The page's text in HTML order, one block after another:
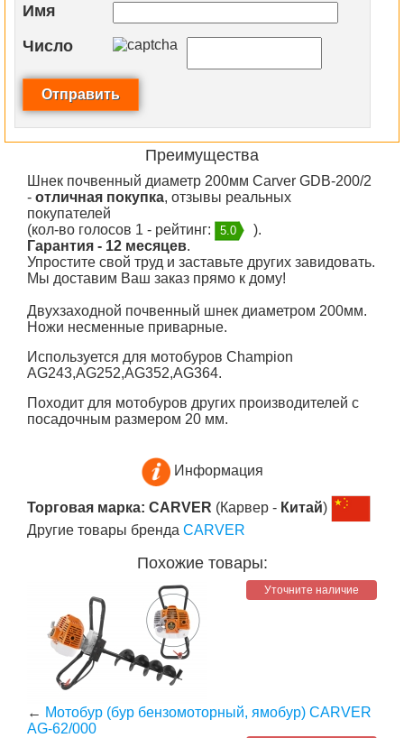
Имя
Число
Преимущества
Шнек почвенный диаметр 200мм Carver GDB-200/2
- отличная покупка, отзывы реальных
покупателей
(кол-во голосов 1 - рейтинг:
5.0
).
Гарантия - 12 месяцев.
Упростите свой труд и заставьте других завидовать.
Мы доставим Ваш заказ прямо к дому!
Двухзаходной почвенный шнек диаметром 200мм.
Ножи несменные приварные.
Используется для мотобуров Champion
AG243,AG252,AG352,AG364.
Походит для мотобуров других производителей с
посадочным размером 20 мм.
Информация
Торговая марка: CARVER (Карвер - Китай)
Другие товары бренда CARVER
Похожие товары:
Уточните наличие
← Мотобур (бур бензомоторный, ямобур) CARVER
AG-62/000